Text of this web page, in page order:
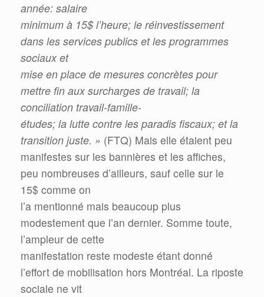
année: salaire
minimum à 15$ l’heure; le réinvestissement
dans les services publics et les programmes
sociaux et
mise en place de mesures concrètes pour
mettre fin aux surcharges de travail; la
conciliation travail-famille-
études; la lutte contre les paradis fiscaux; et la
transition juste. » (FTQ) Mais elle étaient peu
manifestes sur les bannières et les affiches,
peu nombreuses d’ailleurs, sauf celle sur le
15$ comme on
l’a mentionné mais beaucoup plus
modestement que l’an dernier. Somme toute,
l’ampleur de cette
manifestation reste modeste étant donné
l’effort de mobilisation hors Montréal. La riposte
sociale ne vit